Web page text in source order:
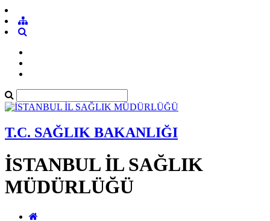
T.C. SAĞLIK BAKANLIĞI
İSTANBUL İL SAĞLIK
MÜDÜRLÜĞÜ